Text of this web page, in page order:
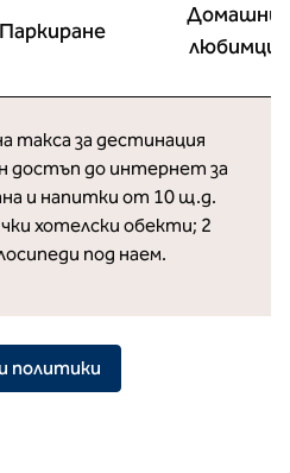
Паркиране
Домашни
любимци
такса за дестинация
достъп до интернет за
и напитки от 10 щ.д.
хотелски обекти; 2
под наем.
политики